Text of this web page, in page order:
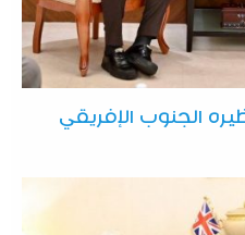
الجنوب الإفريقي